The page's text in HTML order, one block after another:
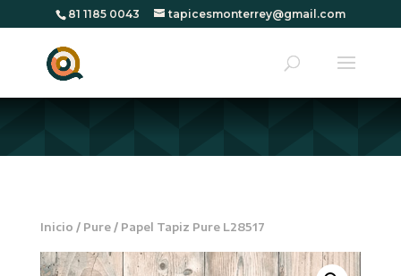
81 1185 0043 tapicesmonterrey@gmail.com
Inicio / Pure/ Papel Tapiz Pure L28517